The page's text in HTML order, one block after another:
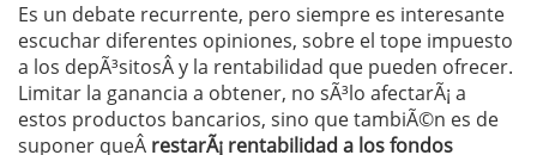
Es un debate recurrente, pero siempre es interesante
escuchar diferentes opiniones, sobre el tope impuesto
a los depÃ³sitosÂ y la rentabilidad que pueden ofrecer.
Limitar la ganancia a obtener, no sÃ³lo afectarÃ¡ a
estos productos bancarios, sino que tambiÃ©n es de
suponer queÂ restarÃ¡ rentabilidad a los fondos